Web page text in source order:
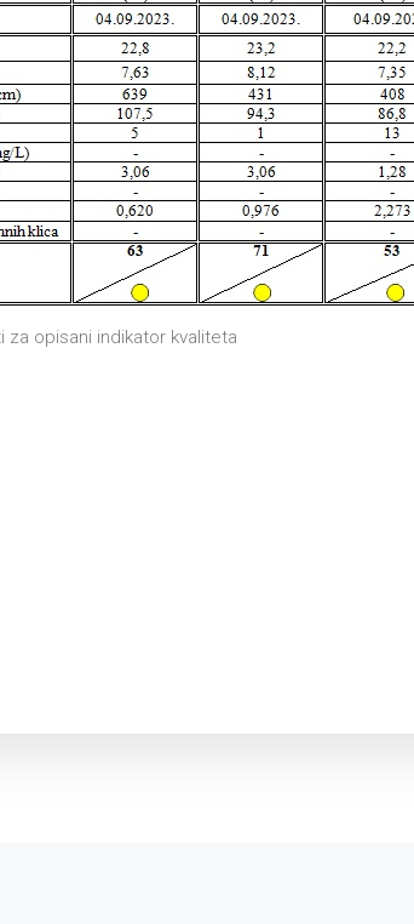
za opisani indikator kvaliteta